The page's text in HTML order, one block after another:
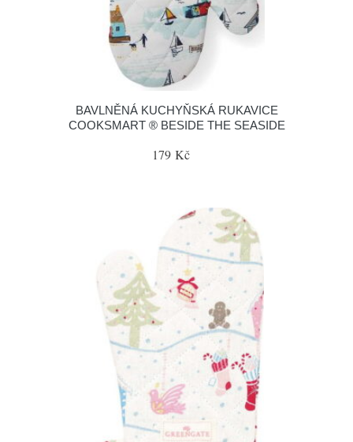
BAVLNĚNÁ KUCHYŇSKÁ RUKAVICE
COOKSMART ® BESIDE THE SEASIDE
179 Kč